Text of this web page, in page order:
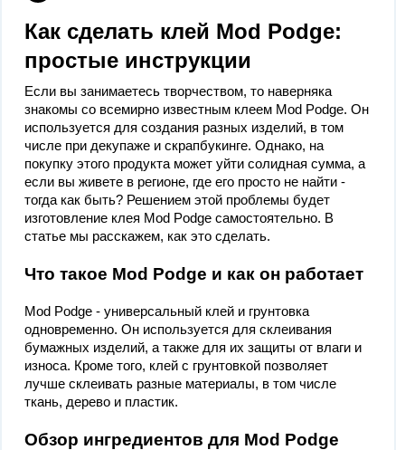
Искусство-и-развлечения
Взаимоотношения Здоровье Кулинария-и-
Ф
Финансы-и-бизнес
П
Питомцы-и-животные
О
Образование Образование-и-
Как сделать клей Mod Podge:
простые инструкции
Если вы занимаетесь творчеством, то наверняка
знакомы со всемирно известным клеем Mod Podge. Он
используется для создания разных изделий, в том
числе при декупаже и скрапбукинге. Однако, на
покупку этого продукта может уйти солидная сумма, а
если вы живете в регионе, где его просто не найти -
тогда как быть? Решением этой проблемы будет
изготовление клея Mod Podge самостоятельно. В
статье мы расскажем, как это сделать.
Что такое Mod Podge и как он работает
Mod Podge - универсальный клей и грунтовка
одновременно. Он используется для склеивания
бумажных изделий, а также для их защиты от влаги и
износа. Кроме того, клей с грунтовкой позволяет
лучше склеивать разные материалы, в том числе
ткань, дерево и пластик.
Обзор ингредиентов для Mod Podge